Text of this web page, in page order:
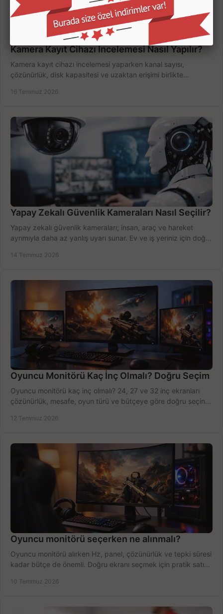
Kamera Kayıt Cihazı İncelemesi Nasıl Yapılır?
Kamera kayıt cihazı incelemesi yaparken kanal sayısı,
çözünürlük, disk kapasitesi ve uzaktan erişimi birlikte
16 Temmuz 2026
Yapay Zekalı Güvenlik Kameraları Nasıl Seçilir?
Yapay zekalı güvenlik kameraları; insan, araç ve hareket
ayrımıyla daha az yanlış uyarı sunar. Ev ve iş yeriniz için doğru
14 Temmuz 2026
Oyuncu Monitörü Kaç İnç Olmalı? Doğru Seçim
Oyuncu monitörü kaç inç olmalı? 24, 27 ve 32 inç ekranları
çözünürlük, mesafe, oyun türü ve bütçeye göre doğru seçin,
12 Temmuz 2026
Oyuncu monitörü seçerken ne alınmalı?
Oyuncu monitörü alırken Hz, panel, çözünürlük ve tepki süresi
kadar bütçe de önemli. Doğru ekranı seçmek için pratik satın
10 Temmuz 2026